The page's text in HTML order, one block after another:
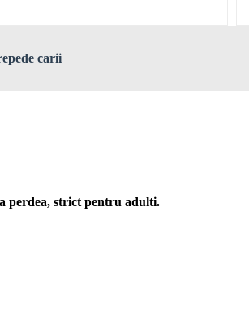
carii
perdea, strict pentru adulti.